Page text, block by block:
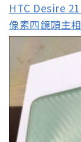
HTC Desire
像素四鏡頭主